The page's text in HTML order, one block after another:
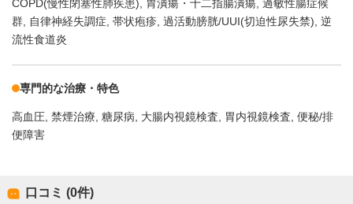
COPD(慢性閉塞性肺疾患) 胃潰瘍・十二指腸潰瘍 過敏性腸症候
群
自律神経失調症 帯状疱疹 過活動膀胱/UUI(切迫性尿失禁) 逆
流性食道炎
専門的な治療・特色
高血圧 禁煙治療 糖尿病 大腸内視鏡検査 胃内視鏡検査 便秘/排
便障害
口コミ (0件)